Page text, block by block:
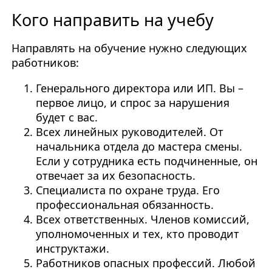
Кого направить на учебу
Направлять на обучение нужно следующих
работников:
Генерального директора или ИП. Вы –
первое лицо, и спрос за нарушения
будет с вас.
Всех линейных руководителей. От
начальника отдела до мастера смены.
Если у сотрудника есть подчиненные, он
отвечает за их безопасность.
Специалиста по охране труда. Его
профессиональная обязанность.
Всех ответственных. Членов комиссий,
уполномоченных и тех, кто проводит
инструктажи.
Работников опасных профессий. Любой